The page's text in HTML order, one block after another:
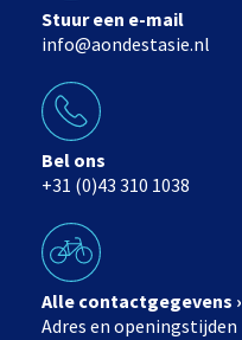
Stuur een e-mail
info@aondestasie.nl
Bel ons
+31 (0)43 310 1038
Alle contactgegevens ›
Adres en openingstijden